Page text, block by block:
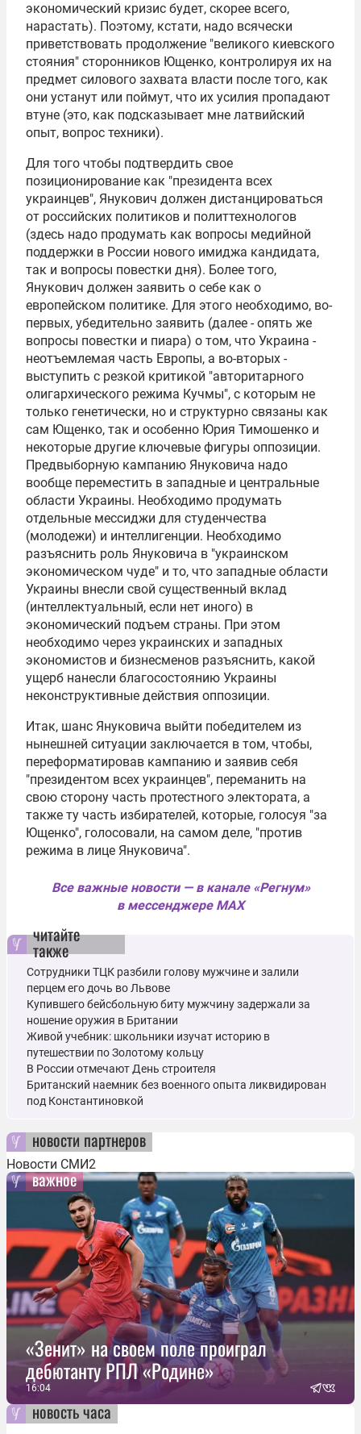
экономический кризис будет, скорее всего,
нарастать). Поэтому, кстати, надо всячески
приветствовать продолжение "великого киевского
стояния" сторонников Ющенко, контролируя их на
предмет силового захвата власти после того, как
они устанут или поймут, что их усилия пропадают
втуне (это, как подсказывает мне латвийский
опыт, вопрос техники).
Для того чтобы подтвердить свое
позиционирование как "президента всех
украинцев", Янукович должен дистанцироваться
от российских политиков и политтехнологов
(здесь надо продумать как вопросы медийной
поддержки в России нового имиджа кандидата,
так и вопросы повестки дня). Более того,
Янукович должен заявить о себе как о
европейском политике. Для этого необходимо, во-
первых, убедительно заявить (далее - опять же
вопросы повестки и пиара) о том, что Украина -
неотъемлемая часть Европы, а во-вторых -
выступить с резкой критикой "авторитарного
олигархического режима Кучмы", с которым не
только генетически, но и структурно связаны как
сам Ющенко, так и особенно Юрия Тимошенко и
некоторые другие ключевые фигуры оппозиции.
Предвыборную кампанию Януковича надо
вообще переместить в западные и центральные
области Украины. Необходимо продумать
отдельные мессиджи для студенчества
(молодежи) и интеллигенции. Необходимо
разъяснить роль Януковича в "украинском
экономическом чуде" и то, что западные области
Украины внесли свой существенный вклад
(интеллектуальный, если нет иного) в
экономический подъем страны. При этом
необходимо через украинских и западных
экономистов и бизнесменов разъяснить, какой
ущерб нанесли благосостоянию Украины
неконструктивные действия оппозиции.
Итак, шанс Януковича выйти победителем из
нынешней ситуации заключается в том, чтобы,
переформатировав кампанию и заявив себя
"президентом всех украинцев", переманить на
свою сторону часть протестного электората, а
также ту часть избирателей, которые, голосуя "за
Ющенко", голосовали, на самом деле, "против
режима в лице Януковича".
Все важные новости — в канале «Регнум»
в мессенджере MAX
читайте
также
Сотрудники ТЦК разбили голову мужчине и залили
перцем его дочь во Львове
Купившего бейсбольную биту мужчину задержали за
ношение оружия в Британии
Живой учебник: школьники изучат историю в
путешествии по Золотому кольцу
В России отмечают День строителя
Британский наемник без военного опыта ликвидирован
под Константиновкой
новости партнеров
Новости СМИ2
важное
«Зенит» на своем поле проиграл
дебютанту РПЛ «Родине»
16:04
новость часа